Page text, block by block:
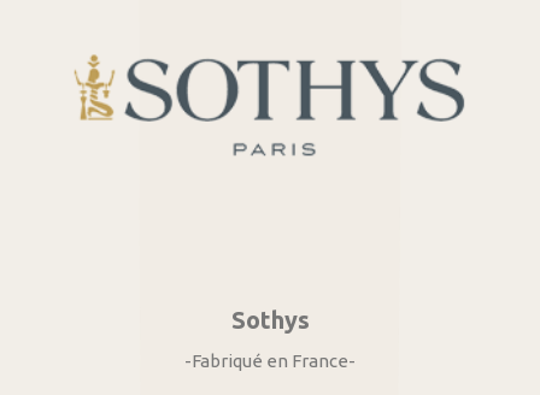
Sothys
-Fabriqué en France-